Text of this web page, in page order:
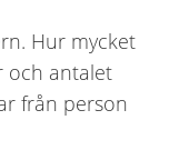
Hur mycket
och antalet
från person